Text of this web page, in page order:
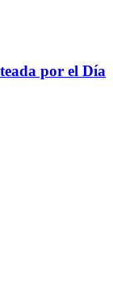
por el Día